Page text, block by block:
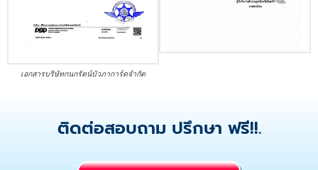
เอกสารบริษัทกนกรัตน์บัวภาการ์ดจำกัด
ติดต่อสอบถาม ปรึกษา ฟรี!!.